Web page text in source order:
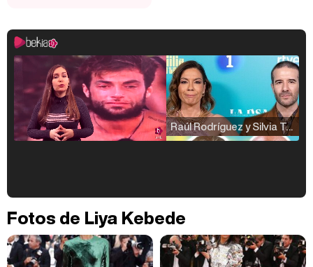
Raúl Rodríguez y Silvia Taulés nos cuentan su papel en 'La familia de la tele'
Fotos de Liya Kebede